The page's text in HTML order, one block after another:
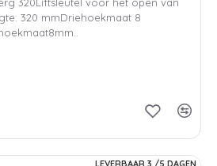
320Liftsleutel voor het open van
320 mmDriehoekmaat 8